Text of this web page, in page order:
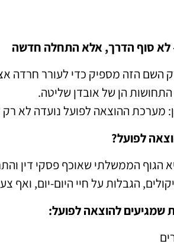
לא סוף הדרך, אלא התחלה חדשה
השם הזה מספיק כדי לעורר חרדה
הן של אובדן שליטה.
מערכת ההוצאה לפועל נועדה לא
לפועל?
הגוף הממשלתי שאוכף פסקי דין
הגבלות על חיי היום-יום, ואף
שמגיעים להוצאה לפועל: